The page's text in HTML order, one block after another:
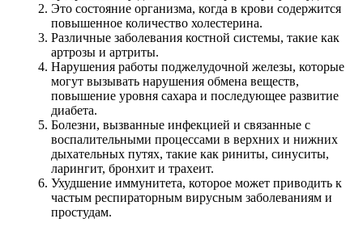
Это состояние организма, когда в крови содержится
повышенное количество холестерина.
Различные заболевания костной системы, такие как
артрозы и артриты.
Нарушения работы поджелудочной железы, которые
могут вызывать нарушения обмена веществ,
повышение уровня сахара и последующее развитие
диабета.
Болезни, вызванные инфекцией и связанные с
воспалительными процессами в верхних и нижних
дыхательных путях, такие как риниты, синуситы,
ларингит, бронхит и трахеит.
Ухудшение иммунитета, которое может приводить к
частым респираторным вирусным заболеваниям и
простудам.